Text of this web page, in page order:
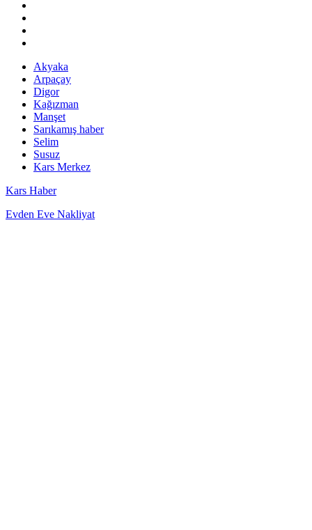
Akyaka
Arpaçay
Digor
Kağızman
Manşet
Sarıkamış haber
Selim
Susuz
Kars Merkez
Kars Haber
Evden Eve Nakliyat